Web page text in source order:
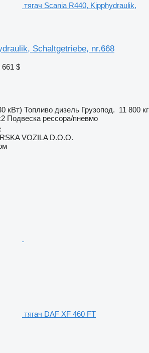
тягач Scania R440, Kipphydraulik,
Schaltgetriebe, nr.668
661 $
кВт) Топливо дизель Грузопод. 11 800 кг
Подвеска рессора/пневмо
VOZILA D.O.O.
тягач DAF XF 460 FT